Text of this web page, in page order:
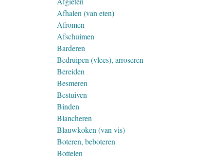
Afhalen (van eten)
Afromen
Afschuimen
Barderen
Bedruipen (vlees), arroseren
Bereiden
Besmeren
Bestuiven
Binden
Blancheren
Blauwkoken (van vis)
Boteren, beboteren
Bottelen